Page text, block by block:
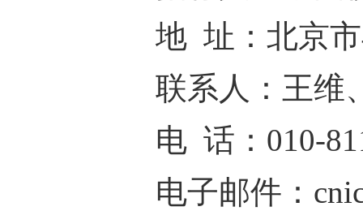
地 址：北京
联系人：王维
电 话：010-
电子邮件：